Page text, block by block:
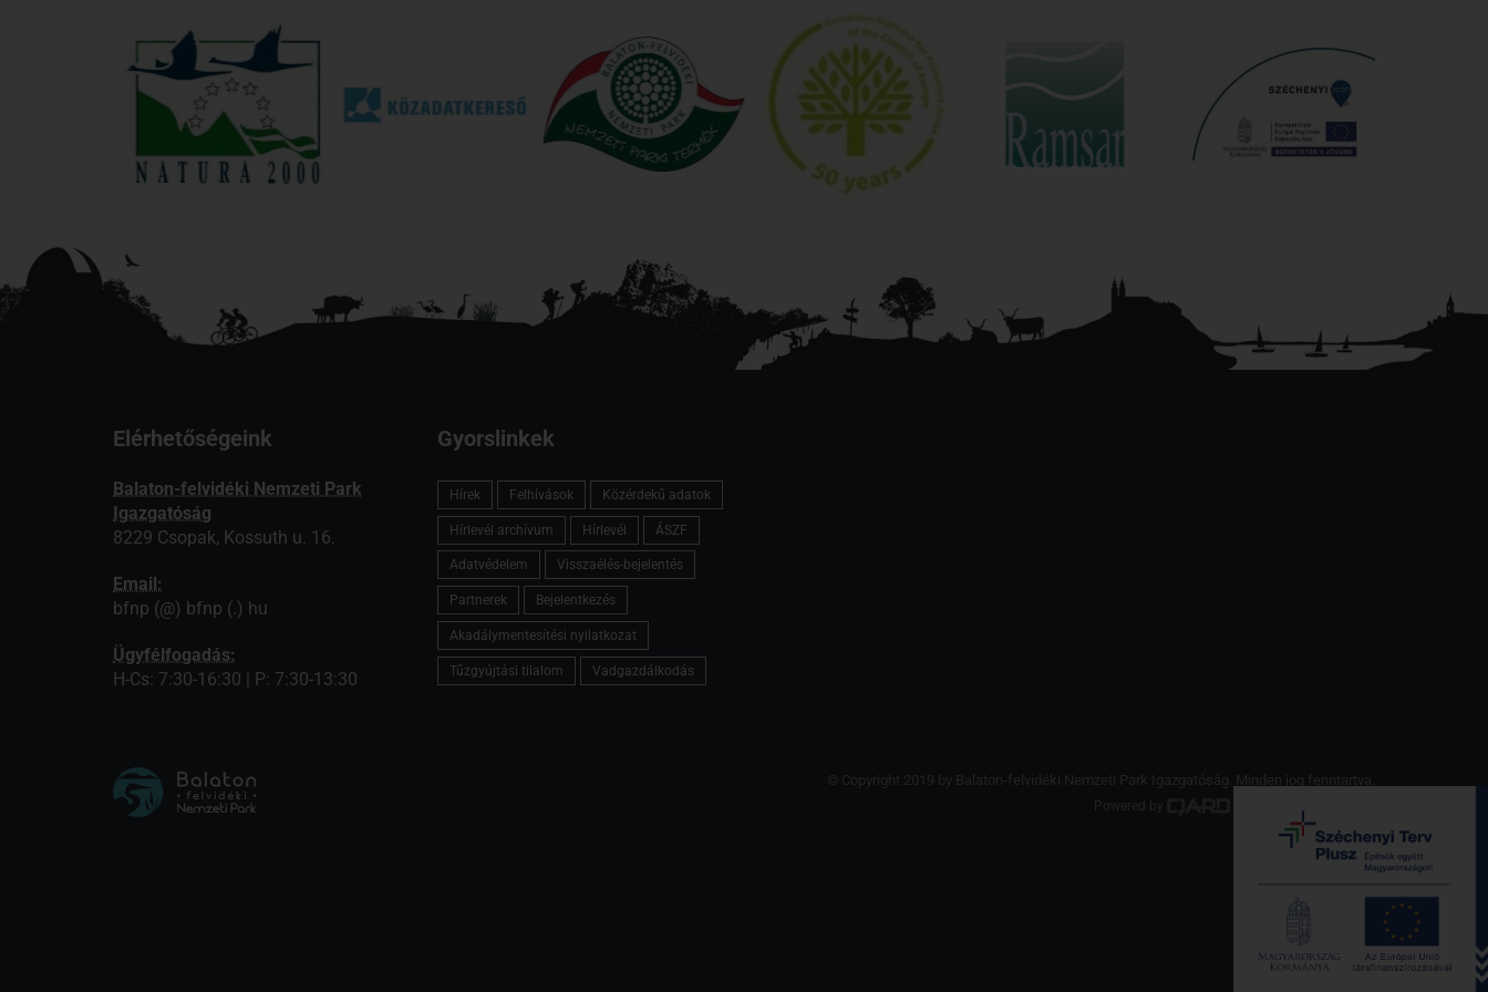
Elérhetőségeink
Balaton-felvidéki Nemzeti Park
Igazgatóság
8229 Csopak, Kossuth u. 16.
Email:
bfnp (@) bfnp (.) hu
Ügyfélfogadás:
H-Cs: 7:30-16:30 | P: 7:30-13:30
Gyorslinkek
Hírek Felhívások Közérdekű adatok
Hírlevél archívum Hírlevél ÁSZF
Adatvédelem Visszaélés-bejelentés
Partnerek Bejelentkezés
Akadálymentesítési nyilatkozat
Tűzgyújtási tilalom Vadgazdálkodás
© Copyright 2019 by Balaton-felvidéki Nemzeti Park Igazgatóság. Minden jog fenntartva.
Powered by